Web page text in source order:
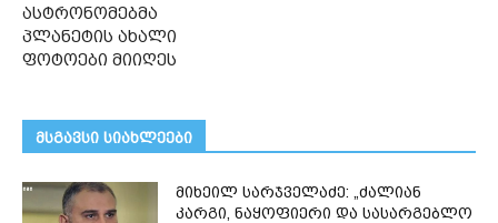
ასტრონომებმა
პლანეტის ახალი
ფოტოები მიიღეს
მსგავსი სიახლეები
მიხეილ სარჯველაძე: „ძალიან
კარგი, ნაყოფიერი და სასარგებლო